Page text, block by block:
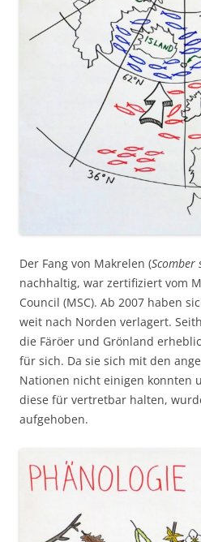
Der Fang von Makrelen (Scomber
nachhaltig, war zertifiziert vom
Council (MSC). Ab 2007 haben
weit nach Norden verlagert.
die Färöer und Grönland
für sich. Da sie sich mit den
Nationen nicht einigen konnten
diese für vertretbar halten,
aufgehoben.